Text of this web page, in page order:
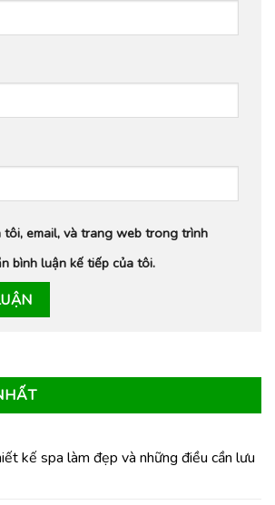
tôi, email, và trang web trong trình
bình luận kế tiếp của tôi.
kế spa làm đẹp và những điều cần lưu